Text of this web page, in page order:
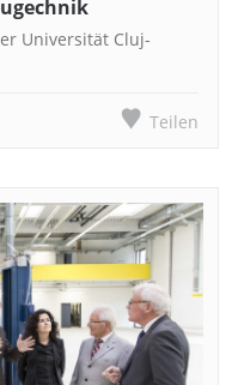
Universität Cluj-
Teilen